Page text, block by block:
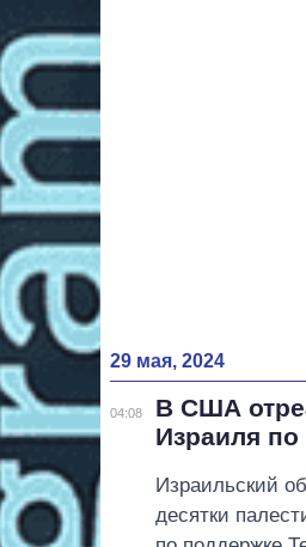
29 мая, 2024
04:08
В США
Израиля
Израильский
десятки